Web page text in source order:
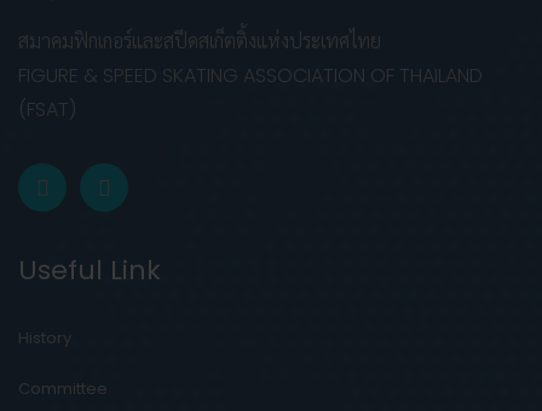
สมาคมฟิกเกอร์และสปีดสเก็ตติ้งแห่งประเทศไทย
FIGURE & SPEED SKATING ASSOCIATION OF THAILAND
(FSAT)
Useful Link
History
Committee